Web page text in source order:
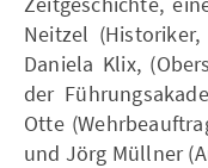
Neitzel
Daniela Klix,
der
Otte
und Jörg Müllner